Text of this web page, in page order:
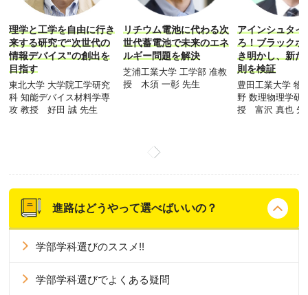
理学と工学を自由に行き
来する研究で“次世代の
情報デバイス”の創出を
目指す
東北大学 大学院工学研究
科 知能デバイス材料学専
攻 教授 好田 誠 先生
リチウム電池に代わる次
世代蓄電池で未来のエネ
ルギー問題を解決
芝浦工業大学 工学部 准教
授 木須 一彰 先生
アインシュタイ
ろ！ブラックホ
き明かし、新た
則を検証
豊田工業大学 物
野 数理物理学研
授 富沢 真也 先
進路はどうやって選べばいいの？
学部学科選びのススメ!!
学部学科選びでよくある疑問